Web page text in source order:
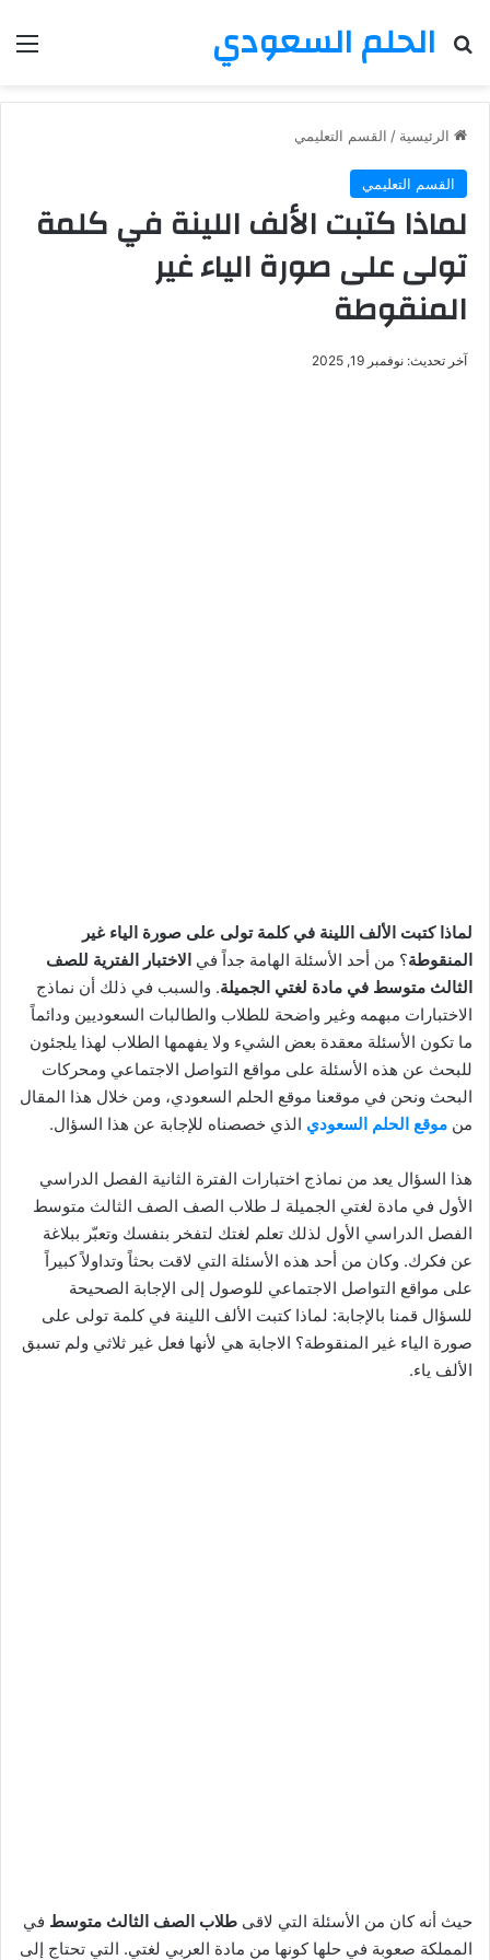
الحلم السعودي
بحث عن
الرئيسية / القسم التعليمي
القسم التعليمي
لماذا كتبت الألف اللينة في كلمة
تولى على صورة الياء غير
المنقوطة
آخر تحديث: نوفمبر 19, 2025
لماذا كتبت الألف اللينة في كلمة تولى على صورة الياء غير
المنقوطة؟ من أحد الأسئلة الهامة جداً في الاختبار الفترية للصف
الثالث متوسط في مادة لغتي الجميلة. والسبب في ذلك أن نماذج
الاختبارات مبهمه وغير واضحة للطلاب والطالبات السعوديين ودائماً
ما تكون الأسئلة معقدة بعض الشيء ولا يفهمها الطلاب لهذا يلجئون
للبحث عن هذه الأسئلة على مواقع التواصل الاجتماعي ومحركات
البحث ونحن في موقعنا موقع الحلم السعودي، ومن خلال هذا المقال
من موقع الحلم السعودي الذي خصصناه للإجابة عن هذا السؤال.
هذا السؤال يعد من نماذج اختبارات الفترة الثانية الفصل الدراسي
الأول في مادة لغتي الجميلة لـ طلاب الصف الصف الثالث متوسط
الفصل الدراسي الأول لذلك تعلم لغتك لتفخر بنفسك وتعبّر ببلاغة
عن فكرك. وكان من أحد هذه الأسئلة التي لاقت بحثاً وتداولاً كبيراً
على مواقع التواصل الاجتماعي للوصول إلى الإجابة الصحيحة
للسؤال قمنا بالإجابة: لماذا كتبت الألف اللينة في كلمة تولى على
صورة الياء غير المنقوطة؟ الاجابة هي لأنها فعل غير ثلاثي ولم تسبق
الألف ياء.
حيث أنه كان من الأسئلة التي لاقى طلاب الصف الثالث متوسط في
المملكة صعوبة في حلها كونها من مادة العربي لغتي. التي تحتاج إلى